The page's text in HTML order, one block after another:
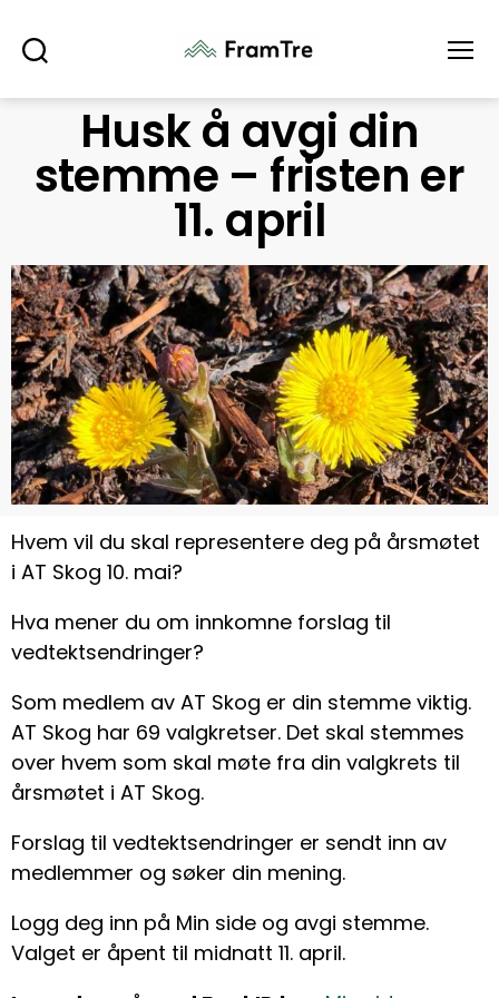
Husk å avgi din
stemme – fristen er
11. april
Hvem vil du skal representere deg på årsmøtet
i AT Skog 10. mai?
Hva mener du om innkomne forslag til
vedtektsendringer?
Som medlem av AT Skog er din stemme viktig.
AT Skog har 69 valgkretser. Det skal stemmes
over hvem som skal møte fra din valgkrets til
årsmøtet i AT Skog.
Forslag til vedtektsendringer er sendt inn av
medlemmer og søker din mening.
Logg deg inn på Min side og avgi stemme.
Valget er åpent til midnatt 11. april.